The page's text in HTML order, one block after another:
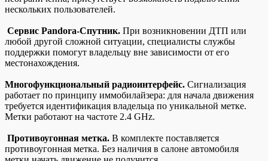
нескольких пользователей.
Сервис Pandora-Спутник. При возникновении ДТП или
любой другой сложной ситуации, специалисты службы
поддержки помогут владельцу вне зависимости от его
местонахождения.
Многофункциональный радиоинтерфейс. Сигнализация
работает по принципу иммобилайзера: для начала движения
требуется идентификация владельца по уникальной метке.
Метки работают на частоте 2.4 GHz.
Противоугонная метка. В комплекте поставляется
противоугонная метка. Без наличия в салоне автомобиля